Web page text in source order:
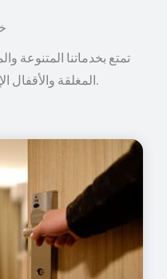
تمتع بخدماتنا المتنوعة